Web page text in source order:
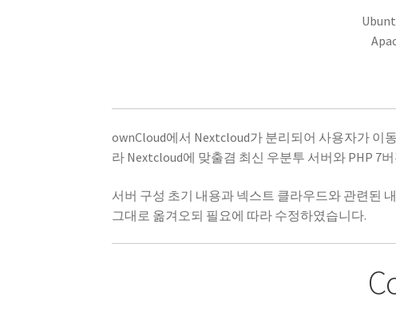
ownCloud에서 Nextcloud가 분리되어 사용자가 이
라 Nextcloud에 맞출겸 최신 우분투 서버와 PHP 7
서버 구성 초기 내용과 넥스트 클라우드와 관련된
그대로 옮겨오되 필요에 따라 수정하였습니다.